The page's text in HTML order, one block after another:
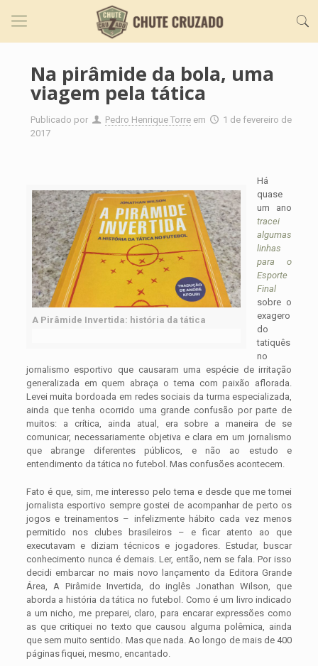
Na pirâmide da bola, uma
viagem pela tática
Publicado por Pedro Henrique Torre em
1 de fevereiro de
2017
A Pirâmide Invertida: história da tática
Há
quase
um ano
tracei
algumas
linhas
para o
Esporte
Final
sobre o
exagero
do
tatiquês
no
jornalismo esportivo que causaram uma espécie de irritação
generalizada em quem abraça o tema com paixão aflorada.
Levei muita bordoada em redes sociais da turma especializada,
ainda que tenha ocorrido uma grande confusão por parte de
muitos: a crítica, ainda atual, era sobre a maneira de se
comunicar, necessariamente objetiva e clara em um jornalismo
que abrange diferentes públicos, e não ao estudo e
entendimento da tática no futebol. Mas confusões acontecem.
Fato é que, sim, me interesso pelo tema e desde que me tornei
jornalista esportivo sempre gostei de acompanhar de perto os
jogos e treinamentos – infelizmente hábito cada vez menos
permitido nos clubes brasileiros – e ficar atento ao que
executavam e diziam técnicos e jogadores. Estudar, buscar
conhecimento nunca é demais. Ler, então, nem se fala. Por isso
decidi embarcar no mais novo lançamento da Editora Grande
Área, A Pirâmide Invertida, do inglês Jonathan Wilson, que
aborda a história da tática no futebol. Como é um livro indicado
a um nicho, me preparei, claro, para encarar expressões como
as que critiquei no texto que causou alguma polêmica, ainda
que sem muito sentido. Mas que nada. Ao longo de mais de 400
páginas fiquei, mesmo, encantado.